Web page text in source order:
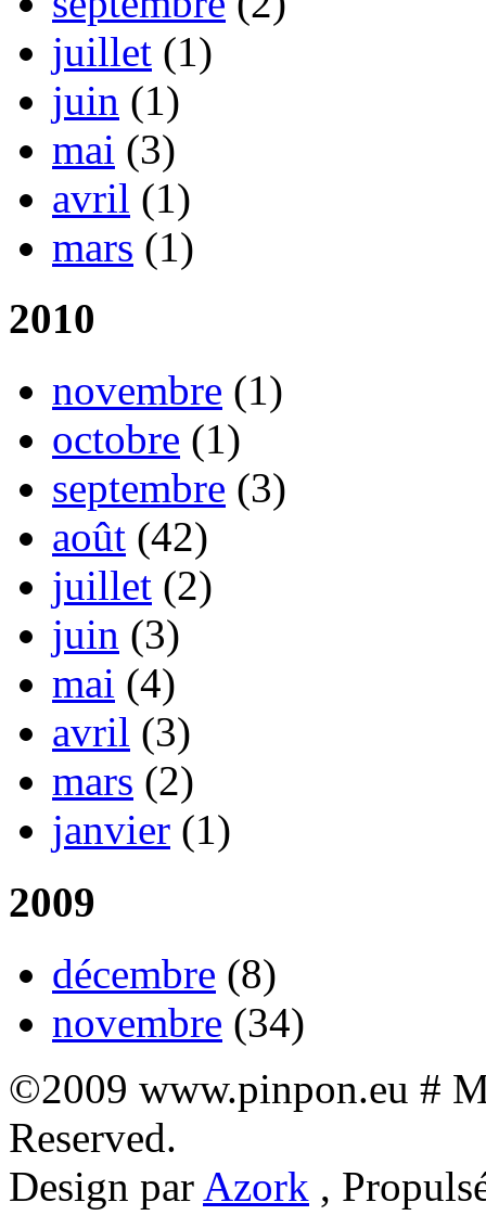
juillet (1)
juin (1)
mai (3)
avril (1)
mars (1)
2010
novembre (1)
octobre (1)
septembre (3)
août (42)
juillet (2)
juin (3)
mai (4)
avril (3)
mars (2)
janvier (1)
2009
décembre (8)
novembre (34)
©2009 www.pinpon.eu #
Reserved.
Design par Azork ,